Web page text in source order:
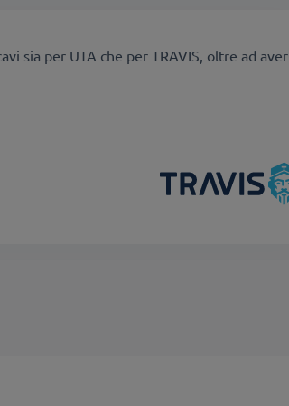
sia per UTA che per TRAVIS, oltre ad aver